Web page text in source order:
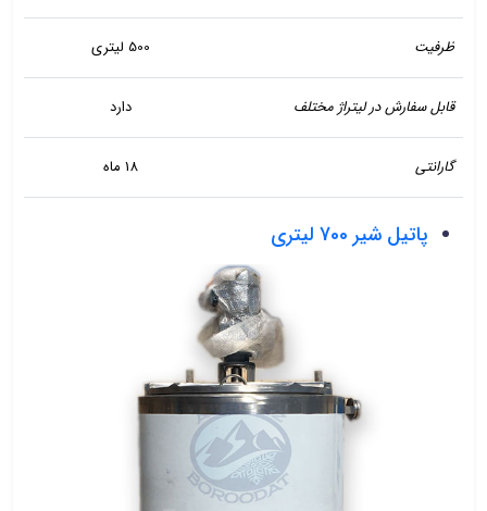
ظرفیت 500 لیتری
قابل سفارش در لیتراژ مختلف دارد
گارانتی 18 ماه
پاتیل شیر 700 لیتری